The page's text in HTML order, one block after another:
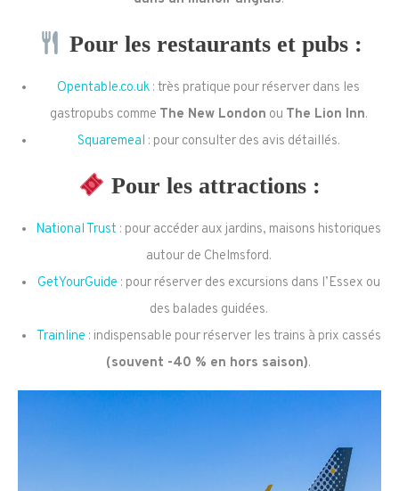
Pour les restaurants et pubs :
Opentable.co.uk : très pratique pour réserver dans les
gastropubs comme The New London ou The Lion Inn.
Squaremeal : pour consulter des avis détaillés.
Pour les attractions :
National Trust : pour accéder aux jardins, maisons historiques
autour de Chelmsford.
GetYourGuide : pour réserver des excursions dans l’Essex ou
des balades guidées.
Trainline : indispensable pour réserver les trains à prix cassés
(souvent -40 % en hors saison).